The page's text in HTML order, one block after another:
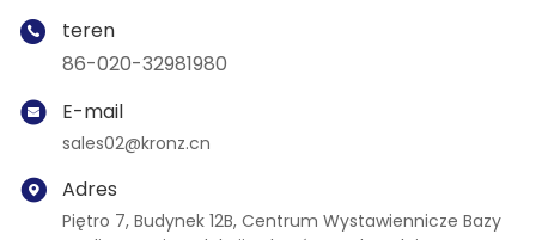
teren
86-020-32981980
E-mail
sales02@kronz.cn
Adres
Piętro 7, Budynek 12B, Centrum Wystawiennicze Bazy